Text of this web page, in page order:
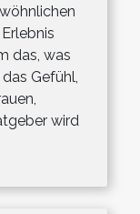
das, was
Gefühl,
wird